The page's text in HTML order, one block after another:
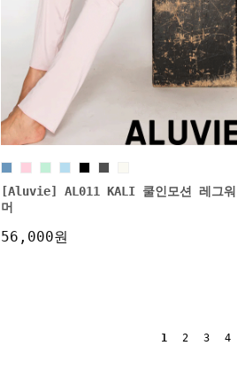
[Aluvie] AL011 KALI 쿨인모션 레그워
머
56,000원
1 2 3 4